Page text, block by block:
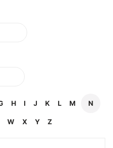
H I J K L M N
W X Y Z